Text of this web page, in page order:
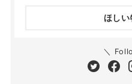
ほしい
＼